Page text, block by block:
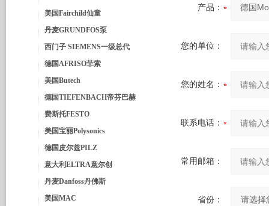
美国Fairchild仙童
丹麦GRUNDFOS泵
西门子 SIEMENS一级总代
德国AFRISO菲索
美国Butech
德国TIEFENBACH帝芬巴赫
费斯托FESTO
美国宝丽Polysonics
德国皮尔兹PILZ
意大利ELTRA意尔创
丹麦Danfoss丹佛斯
美国MAC
产品：
您的单位：
您的姓名：
联系电话：
常用邮箱：
省份：